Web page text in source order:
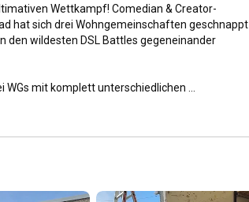
Wettkampf! Comedian & Creator-
hat sich drei Wohngemeinschaften geschnappt
den wildesten DSL Battles gegeneinander
WGs mit komplett unterschiedlichen
eingeladen, um zu beweisen, wer das stärkste
jede Menge WG-Chaos! Vom Schreien der